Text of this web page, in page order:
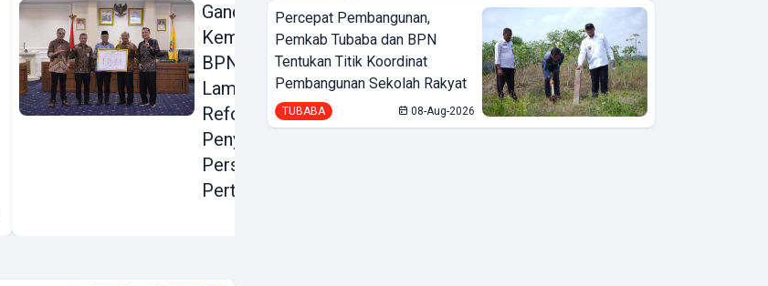
Gandeng KPK dan
Kementerian ATR
BPN, Pemprov
Lampung Dorong
Reformasi
Penyelesaian
Persoalan
Pertanahan
Wakil Gubernur
Lampung Jihan
Beri Remisi ke 45
Warga Binaan di
Bawah Umur di
Percepat Pembangunan,
Pemkab Tubaba dan BPN
Tentukan Titik Koordinat
Pembangunan Sekolah Rakyat
TUBABA 08-Aug-2026